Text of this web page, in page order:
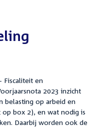
Fiscaliteit en
2023 inzicht
belasting op arbeid en
box 2), en wat nodig is
Daarbij worden ook de